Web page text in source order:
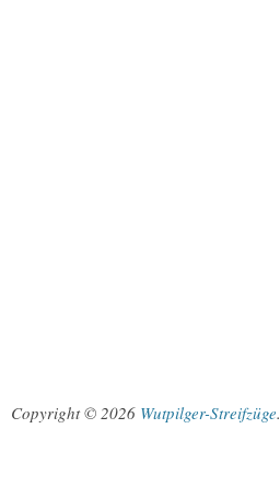
Copyright © 2026 Wutpilger-Streifzüge.